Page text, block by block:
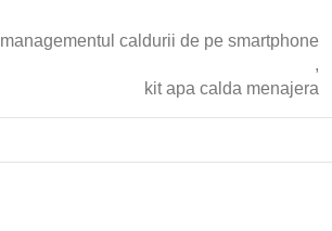
managementul caldurii de pe smartphone
,
kit apa calda menajera